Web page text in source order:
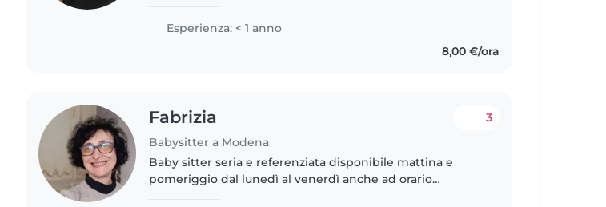
quest'ultimo ho..
Esperienza: < 1 anno
8,00 €/ora
Fabrizia
Babysitter a Modena
3
Baby sitter seria e referenziata disponibile mattina e
pomeriggio dal lunedì al venerdì anche ad orario